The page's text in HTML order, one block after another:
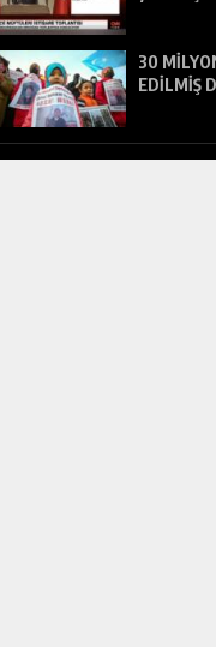
var,
30
EDİLMİŞ